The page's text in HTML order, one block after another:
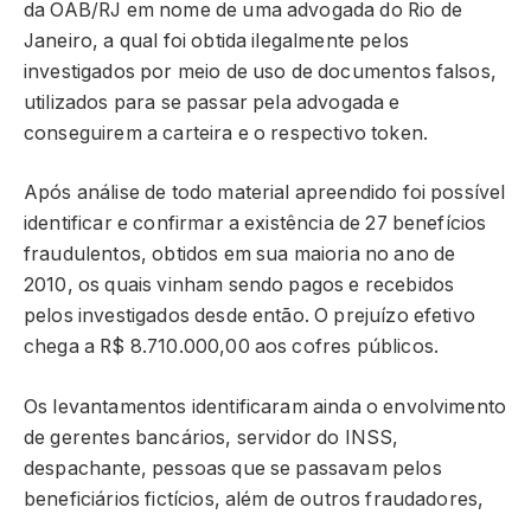
da OAB/RJ em nome de uma advogada do Rio de
Janeiro, a qual foi obtida ilegalmente pelos
investigados por meio de uso de documentos falsos,
utilizados para se passar pela advogada e
conseguirem a carteira e o respectivo token.
Após análise de todo material apreendido foi possível
identificar e confirmar a existência de 27 benefícios
fraudulentos, obtidos em sua maioria no ano de
2010, os quais vinham sendo pagos e recebidos
pelos investigados desde então. O prejuízo efetivo
chega a R$ 8.710.000,00 aos cofres públicos.
Os levantamentos identificaram ainda o envolvimento
de gerentes bancários, servidor do INSS,
despachante, pessoas que se passavam pelos
beneficiários fictícios, além de outros fraudadores,